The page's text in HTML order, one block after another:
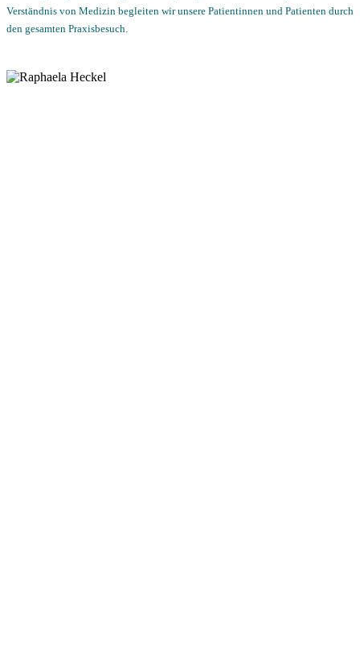
Verständnis von Medizin begleiten wir unsere Patientinnen und Patienten durch
den gesamten Praxisbesuch.